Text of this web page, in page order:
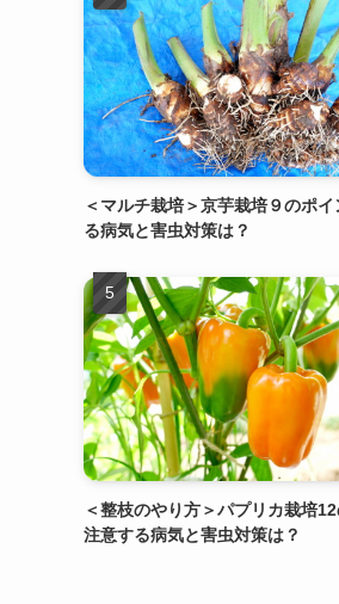
＜マルチ栽培＞京芋栽培９のポ
る病気と害虫対策は？
＜整枝のやり方＞パプリカ栽培12
注意する病気と害虫対策は？